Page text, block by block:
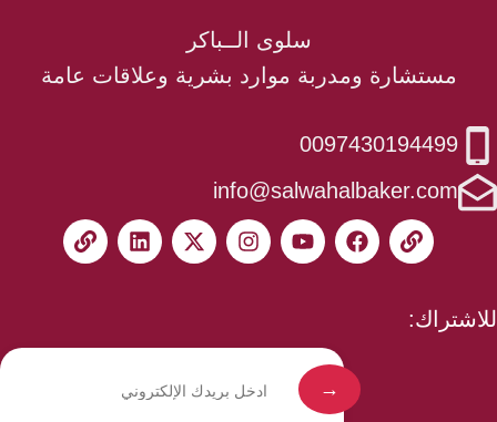
سلوى الــباكر
مستشارة ومدربة موارد بشرية وعلاقات عامة
0097430194499
info@salwahalbaker.com
للاشتراك: